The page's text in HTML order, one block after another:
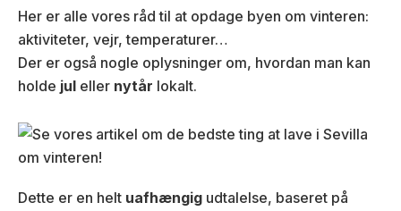
Her er alle vores råd til at opdage byen om vinteren:
aktiviteter, vejr, temperaturer…
Der er også nogle oplysninger om, hvordan man kan
holde jul eller nytår lokalt.
Dette er en helt uafhængig udtalelse, baseret på